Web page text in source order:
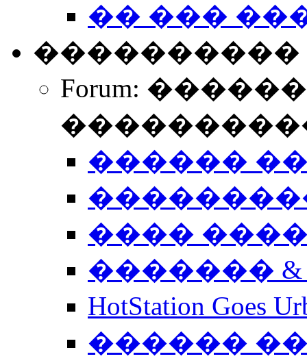
�� ���
����������
Forum:
������
����
�������
HotStation
������